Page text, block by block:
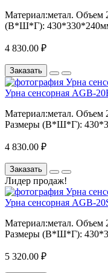
Материал:метал. Объем
(В*Ш*Г):
4 830.00 ₽
Заказать
Урна сенсорная АGB-
Материал:метал. Объем
Размеры (В*Ш*Г):
4 830.00 ₽
Заказать
Лидер продаж!
Урна сенсорная АGB-
Материал:метал. Объем
Размеры (В*Ш*Г):
5 320.00 ₽